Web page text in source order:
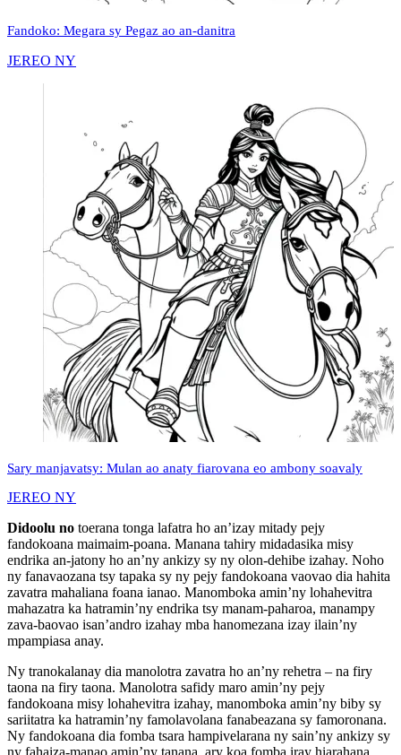
Fandoko: Megara sy Pegaz ao an-danitra
JEREO NY
Sary manjavatsy: Mulan ao anaty fiarovana eo ambony soavaly
JEREO NY
Didoolu no toerana tonga lafatra ho an’izay mitady pejy
fandokoana maimaim-poana. Manana tahiry midadasika misy
endrika an-jatony ho an’ny ankizy sy ny olon-dehibe izahay. Noho
ny fanavaozana tsy tapaka sy ny pejy fandokoana vaovao dia hahita
zavatra mahaliana foana ianao. Manomboka amin’ny lohahevitra
mahazatra ka hatramin’ny endrika tsy manam-paharoa, manampy
zava-baovao isan’andro izahay mba hanomezana izay ilain’ny
mpampiasa anay.
Ny tranokalanay dia manolotra zavatra ho an’ny rehetra – na firy
taona na firy taona. Manolotra safidy maro amin’ny pejy
fandokoana misy lohahevitra izahay, manomboka amin’ny biby sy
sariitatra ka hatramin’ny famolavolana fanabeazana sy famoronana.
Ny fandokoana dia fomba tsara hampivelarana ny sain’ny ankizy sy